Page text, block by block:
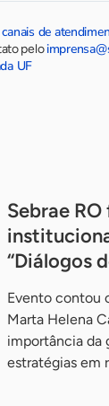
de
pelo
UF
Sebrae
“Diálogos
Evento contou
Marta Helena
importância da
estratégias em